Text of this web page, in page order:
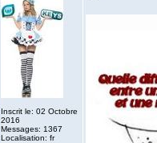
Inscrit le: 02 Octobre
2016
Messages: 1367
Localisation: fr